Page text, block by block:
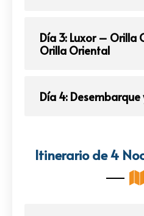
Día 3: Luxor – Orilla
Orilla Oriental
Día 4: Desembarque
Itinerario de 4